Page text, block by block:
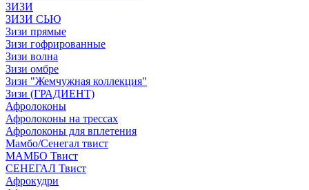
ЗИЗИ
ЗИЗИ СЬЮ
Зизи прямые
Зизи гофрированные
Зизи волна
Зизи омбре
Зизи "Жемчужная коллекция"
Зизи (ГРАДИЕНТ)
Афролоконы
Афролоконы на трессах
Афролоконы для вплетения
Мамбо/Сенегал твист
МАМБО Твист
СЕНЕГАЛ Твист
Афрокудри